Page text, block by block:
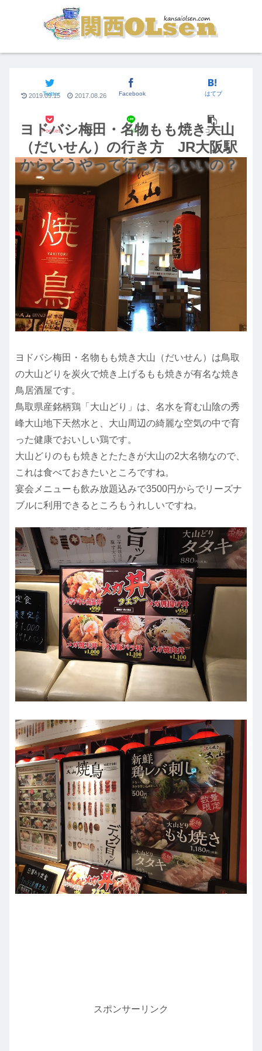
ヨドバシ梅田・名物もも焼き大山
（だいせん）の行き方 JR大阪駅
からどうやって行ったらいいの？
Twitter Facebook はてブ
Pocket LINE コピー
2019.09.15 2017.08.26
ヨドバシ梅田・名物もも焼き大山（だいせん）は鳥取
の大山どりを炭火で焼き上げるもも焼きが有名な焼き
鳥居酒屋です。
鳥取県産銘柄鶏「大山どり」は、名水を育む山陰の秀
峰大山地下天然水と、大山周辺の綺麗な空気の中で育
った健康でおいしい鶏です。
大山どりのもも焼きとたたきが大山の2大名物なので、
これは食べておきたいところですね。
宴会メニューも飲み放題込みで3500円からでリーズナ
ブルに利用できるところもうれしいですね。
スポンサーリンク